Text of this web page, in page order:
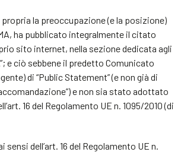
la preoccupazione (e la posizione)
ha pubblicato integralmente il citato
sito internet, nella sezione dedicata agli
e ciò sebbene il predetto Comunicato
di “Public Statement” (e non già di
e non sia stato adottato
16 del Regolamento UE n. 1095/2010 (di
dell’art. 16 del Regolamento UE n.